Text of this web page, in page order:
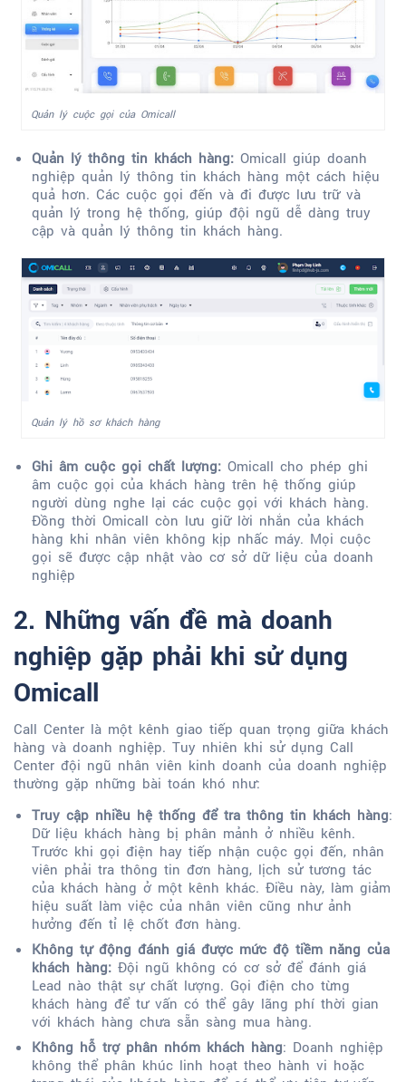
Quản lý cuộc gọi của Omicall
Quản lý thông tin khách hàng: Omicall giúp doanh
nghiệp quản lý thông tin khách hàng một cách hiệu
quả hơn. Các cuộc gọi đến và đi được lưu trữ và
quản lý trong hệ thống, giúp đội ngũ dễ dàng truy
cập và quản lý thông tin khách hàng.
Quản lý hồ sơ khách hàng
Ghi âm cuộc gọi chất lượng: Omicall cho phép ghi
âm cuộc gọi của khách hàng trên hệ thống giúp
người dùng nghe lại các cuộc gọi với khách hàng.
Đồng thời Omicall còn lưu giữ lời nhắn của khách
hàng khi nhân viên không kịp nhấc máy. Mọi cuộc
gọi sẽ được cập nhật vào cơ sở dữ liệu của doanh
nghiệp
2. Những vấn đề mà doanh
nghiệp gặp phải khi sử dụng
Omicall
Call Center là một kênh giao tiếp quan trọng giữa khách
hàng và doanh nghiệp. Tuy nhiên khi sử dụng Call
Center đội ngũ nhân viên kinh doanh của doanh nghiệp
thường gặp những bài toán khó như:
Truy cập nhiều hệ thống để tra thông tin khách hàng:
Dữ liệu khách hàng bị phân mảnh ở nhiều kênh.
Trước khi gọi điện hay tiếp nhận cuộc gọi đến, nhân
viên phải tra thông tin đơn hàng, lịch sử tương tác
của khách hàng ở một kênh khác. Điều này, làm giảm
hiệu suất làm việc của nhân viên cũng như ảnh
hưởng đến tỉ lệ chốt đơn hàng.
Không tự động đánh giá được mức độ tiềm năng của
khách hàng: Đội ngũ không có cơ sở để đánh giá
Lead nào thật sự chất lượng. Gọi điện cho từng
khách hàng để tư vấn có thể gây lãng phí thời gian
với khách hàng chưa sẵn sàng mua hàng.
Không hỗ trợ phân nhóm khách hàng: Doanh nghiệp
không thể phân khúc linh hoạt theo hành vi hoặc